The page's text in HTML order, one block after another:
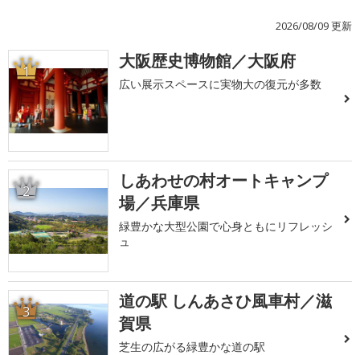
2026/08/09 更新
1 大阪歴史博物館／大阪府
広い展示スペースに実物大の復元が多数
2
しあわせの村オートキャンプ
場／兵庫県
緑豊かな大型公園で心身ともにリフレッシ
ュ
3
道の駅 しんあさひ風車村／滋
賀県
芝生の広がる緑豊かな道の駅